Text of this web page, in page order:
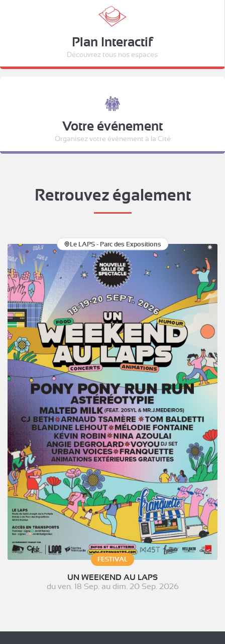
Plan Interactif
Découvrez tous nos espaces
Votre événement
Organisez votre événement à la Cité
Retrouvez également
Le LAPS - Parc des Expositions
FESTIVAL
UN WEEKEND AU LAPS
du ven. 18 Sep. au dim. 20 Sep. 2026